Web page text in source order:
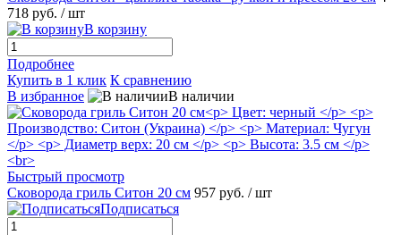
718 руб. / шт
В корзину
Подробнее
Купить в 1 клик К сравнению
В избранное
В наличии
Быстрый просмотр
Сковорода гриль Ситон 20 см 957 руб. / шт
Подписаться